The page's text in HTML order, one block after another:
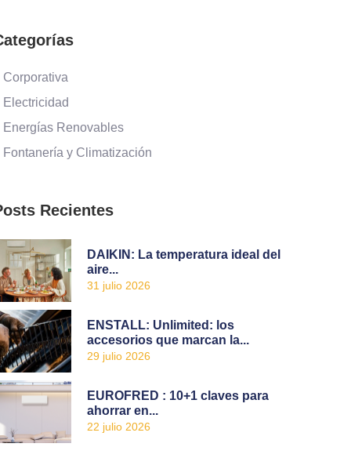
Corporativa
Electricidad
Energías Renovables
Fontanería y Climatización
Recientes
DAIKIN: La temperatura ideal del
aire...
31 julio 2026
ENSTALL: Unlimited: los
accesorios que marcan la...
29 julio 2026
EUROFRED : 10+1 claves para
ahorrar en...
22 julio 2026